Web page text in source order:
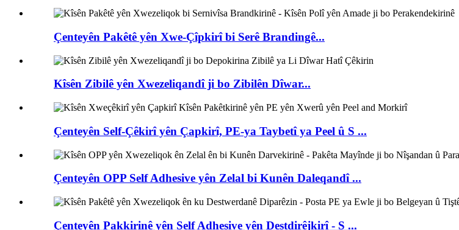
Çenteyên Pakêtê yên Xwe-Çîpkirî bi Serê Brandingê...
Kîsên Zibilê yên Xwezeliqandî ji bo Zibilên Dîwar...
Çenteyên Self-Çêkirî yên Çapkirî, PE-ya Taybetî ya Peel û S ...
Çenteyên OPP Self Adhesive yên Zelal bi Kunên Daleqandî ...
Çenteyên Pakkirinê yên Self Adhesive yên Destdirêjkirî - S ...